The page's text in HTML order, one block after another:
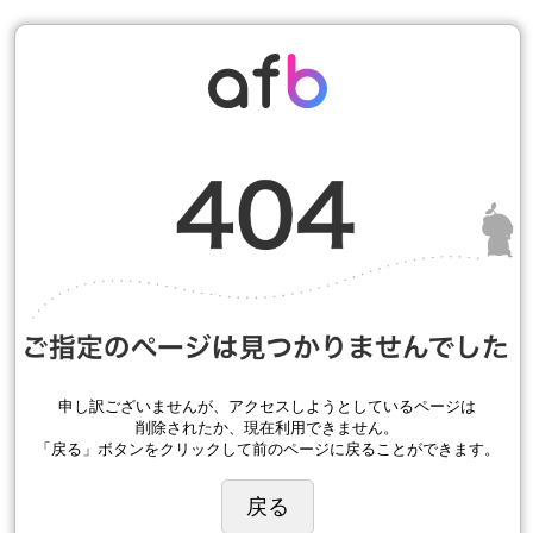
申し訳ございませんが、アクセスしようとしているページは
削除されたか、現在利用できません。
「戻る」ボタンをクリックして前のページに戻ることができます。
戻る